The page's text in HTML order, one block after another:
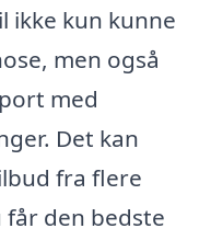
ikke kun kunne
men også
med
Det kan
fra flere
den bedste